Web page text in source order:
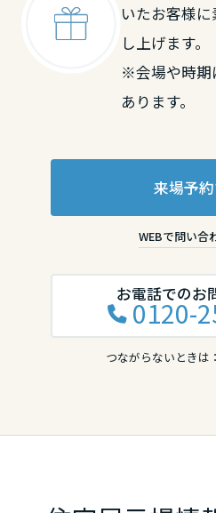
いたお客様
し上げます。
※会場や時期
あります。
来場予
WEBで問い合
お電話でのお
0120-
つながらないときは：